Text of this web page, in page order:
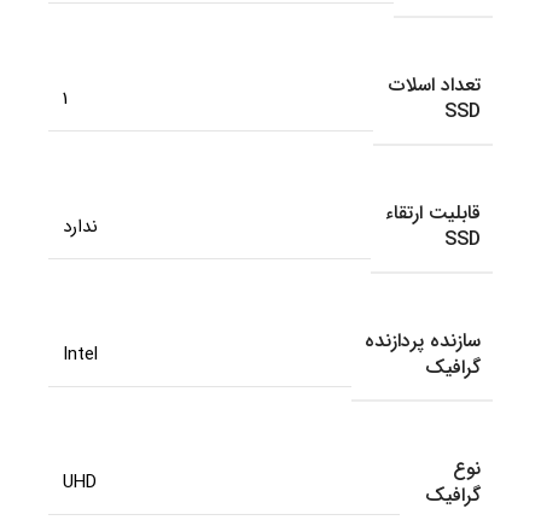
تعداد اسلات
SSD
1
قابلیت ارتقاء
SSD
ندارد
سازنده پردازنده
گرافیک
Intel
نوع
گرافیک
UHD